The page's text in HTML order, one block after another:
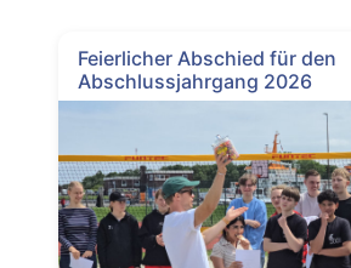
Feierlicher Abschied für den
Abschlussjahrgang 2026